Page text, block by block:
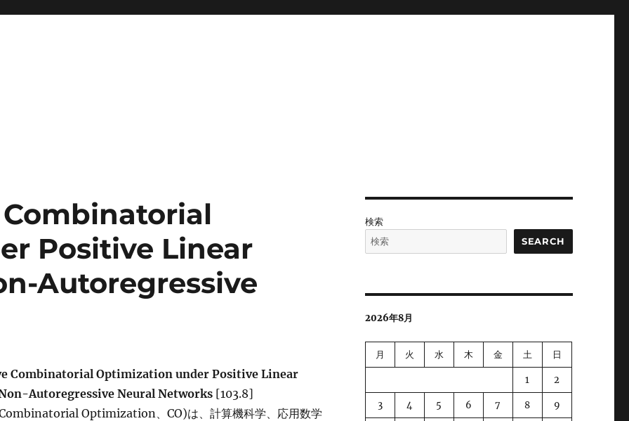
Positive Linear
Autoregressive
Combinatorial Optimization under Positive Linear
Autoregressive Neural Networks [103.8]
Optimization、CO)は、計算機科学、応用数学
検索
SEARCH
2026年8月
月 火 水 木 金 土 日
1 2
3 4 5 6 7 8 9